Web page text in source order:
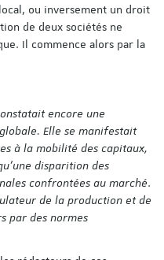
ou inversement un droit
de deux sociétés ne
Il commence alors par la
encore une
Elle se manifestait
à la mobilité des capitaux,
disparition des
confrontées au marché.
de la production et de
par des normes